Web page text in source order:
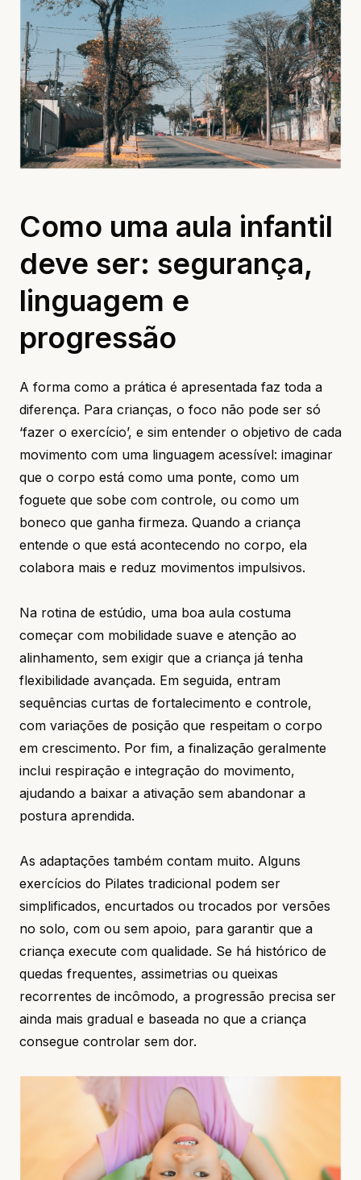
Como uma aula infantil
deve ser: segurança,
linguagem e
progressão
A forma como a prática é apresentada faz toda a
diferença. Para crianças, o foco não pode ser só
‘fazer o exercício’, e sim entender o objetivo de cada
movimento com uma linguagem acessível: imaginar
que o corpo está como uma ponte, como um
foguete que sobe com controle, ou como um
boneco que ganha firmeza. Quando a criança
entende o que está acontecendo no corpo, ela
colabora mais e reduz movimentos impulsivos.
Na rotina de estúdio, uma boa aula costuma
começar com mobilidade suave e atenção ao
alinhamento, sem exigir que a criança já tenha
flexibilidade avançada. Em seguida, entram
sequências curtas de fortalecimento e controle,
com variações de posição que respeitam o corpo
em crescimento. Por fim, a finalização geralmente
inclui respiração e integração do movimento,
ajudando a baixar a ativação sem abandonar a
postura aprendida.
As adaptações também contam muito. Alguns
exercícios do Pilates tradicional podem ser
simplificados, encurtados ou trocados por versões
no solo, com ou sem apoio, para garantir que a
criança execute com qualidade. Se há histórico de
quedas frequentes, assimetrias ou queixas
recorrentes de incômodo, a progressão precisa ser
ainda mais gradual e baseada no que a criança
consegue controlar sem dor.